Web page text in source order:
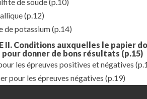
(p.12)
de potassium(p.14)
II. Conditions auxquelles le papier
donner de bons résultats (p.15)
les épreuves positives et négatives
pour les épreuves négatives (p.19)